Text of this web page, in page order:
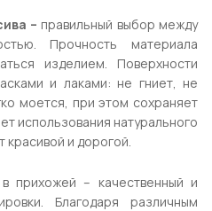
– правильный выбор между
Прочность материала
изделием. Поверхности
и лаками: не гниет, не
моется, при этом сохраняет
использования натурального
красивой и дорогой.
прихожей – качественный и
Благодаря различным